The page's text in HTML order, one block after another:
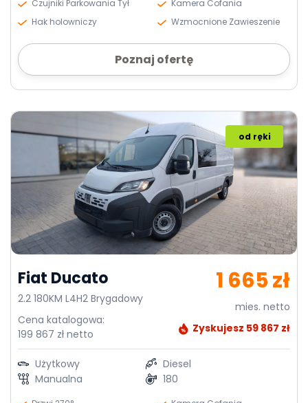
Czujniki Parkowania Tył
Kamera Cofania
Hak holowniczy
Wzmocnione Zawieszenie
Poznaj ofertę
Fiat Ducato
2.2 180KM L4H2 Brygadowy
Cena katalogowa:
199 867 zł netto
od ręki
1 665 zł
mies. netto
Zyskujesz 59 867 zł
Użytkowy
Diesel
Manualna
180